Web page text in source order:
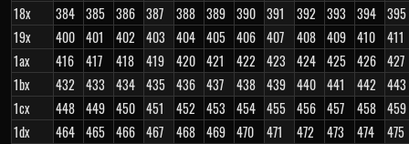
18x
384 385 386 387 388 389 390 391 392 393 394 395
19x
400 401 402 403 404 405 406 407 408 409 410
411
1ax
416 417 418 419 420 421 422 423 424 425 426 427
1bx
432 433 434 435 436 437 438 439 440 441 442 443
1cx
448 449 450 451 452 453 454 455 456 457 458 459
1dx
464 465 466 467 468 469 470 471 472 473 474
475